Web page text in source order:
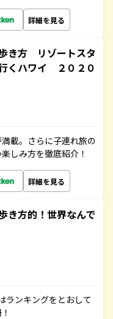
詳細を見る
き方 リゾートスタ
くハワイ ２０２０
載。さらに子連れ旅の
しみ方を徹底紹介！
詳細を見る
方的！世界なんで
ランキングをとおして